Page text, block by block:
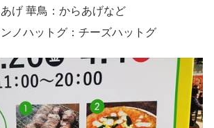
げ 華鳥：からあげなど
ノハットグ：チーズハットグ